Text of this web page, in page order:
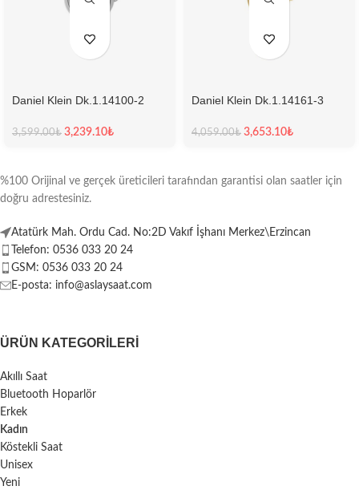
Daniel Klein Dk.1.14100-2
3,599.00₺ 3,239.10₺
Daniel Klein Dk.1.14161-3
4,059.00₺ 3,653.10₺
%100 Orijinal ve gerçek üreticileri tarafından garantisi olan saatler için
doğru adrestesiniz.
Atatürk Mah. Ordu Cad. No:2D Vakıf İşhanı Merkez\Erzincan
Telefon: 0536 033 20 24
GSM: 0536 033 20 24
E-posta: info@aslaysaat.com
ÜRÜN KATEGORILERI
Akıllı Saat
Bluetooth Hoparlör
Erkek
Kadın
Köstekli Saat
Unisex
Yeni